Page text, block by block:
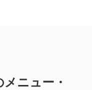
ニュー・